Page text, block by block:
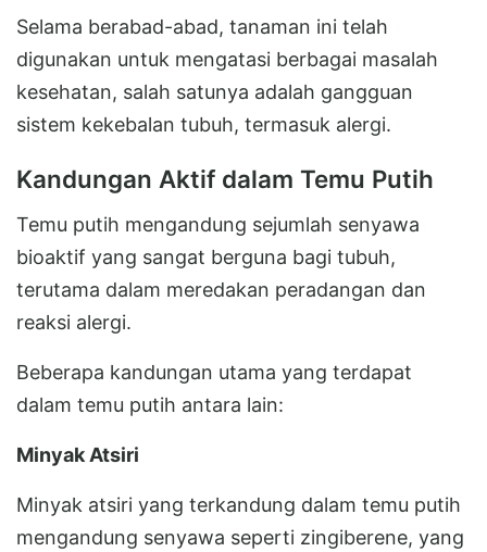
Selama berabad-abad, tanaman ini telah
digunakan untuk mengatasi berbagai masalah
kesehatan, salah satunya adalah gangguan
sistem kekebalan tubuh, termasuk alergi.
Kandungan Aktif dalam Temu Putih
Temu putih mengandung sejumlah senyawa
bioaktif yang sangat berguna bagi tubuh,
terutama dalam meredakan peradangan dan
reaksi alergi.
Beberapa kandungan utama yang terdapat
dalam temu putih antara lain:
Minyak Atsiri
Minyak atsiri yang terkandung dalam temu putih
mengandung senyawa seperti zingiberene, yang